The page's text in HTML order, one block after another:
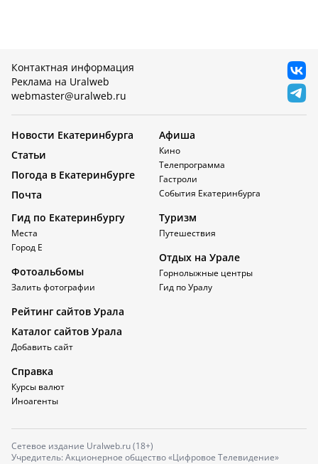
Контактная информация
Реклама на Uralweb
webmaster@uralweb.ru
Новости Екатеринбурга
Статьи
Погода в Екатеринбурге
Почта
Афиша
Кино
Телепрограмма
Гастроли
События Екатеринбурга
Гид по Екатеринбургу
Места
Город Е
Фотоальбомы
Залить фотографии
Туризм
Путешествия
Отдых на Урале
Горнолыжные центры
Гид по Уралу
Рейтинг сайтов Урала
Каталог сайтов Урала
Добавить сайт
Справка
Курсы валют
Иноагенты
Сетевое издание Uralweb.ru (18+)
Учредитель: Акционерное общество «Цифровое Телевидение»